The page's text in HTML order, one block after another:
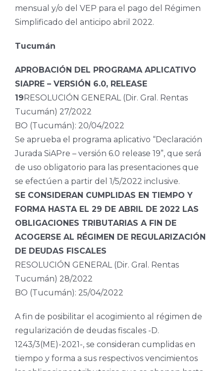
mensual y/o del VEP para el pago del Régimen
Simplificado del anticipo abril 2022.
Tucumán
APROBACIÓN DEL PROGRAMA APLICATIVO
SIAPRE – VERSIÓN 6.0, RELEASE
19 RESOLUCIÓN GENERAL (Dir. Gral. Rentas
Tucumán) 27/2022
BO (Tucumán): 20/04/2022
Se aprueba el programa aplicativo “Declaración
Jurada SiAPre – versión 6.0 release 19”, que será
de uso obligatorio para las presentaciones que
se efectúen a partir del 1/5/2022 inclusive.
SE CONSIDERAN CUMPLIDAS EN TIEMPO Y
FORMA HASTA EL 29 DE ABRIL DE 2022 LAS
OBLIGACIONES TRIBUTARIAS A FIN DE
ACOGERSE AL RÉGIMEN DE REGULARIZACIÓN
DE DEUDAS FISCALES
RESOLUCIÓN GENERAL (Dir. Gral. Rentas
Tucumán) 28/2022
BO (Tucumán): 25/04/2022
A fin de posibilitar el acogimiento al régimen de
regularización de deudas fiscales -D.
1243/3(ME)-2021-, se consideran cumplidas en
tiempo y forma a sus respectivos vencimientos